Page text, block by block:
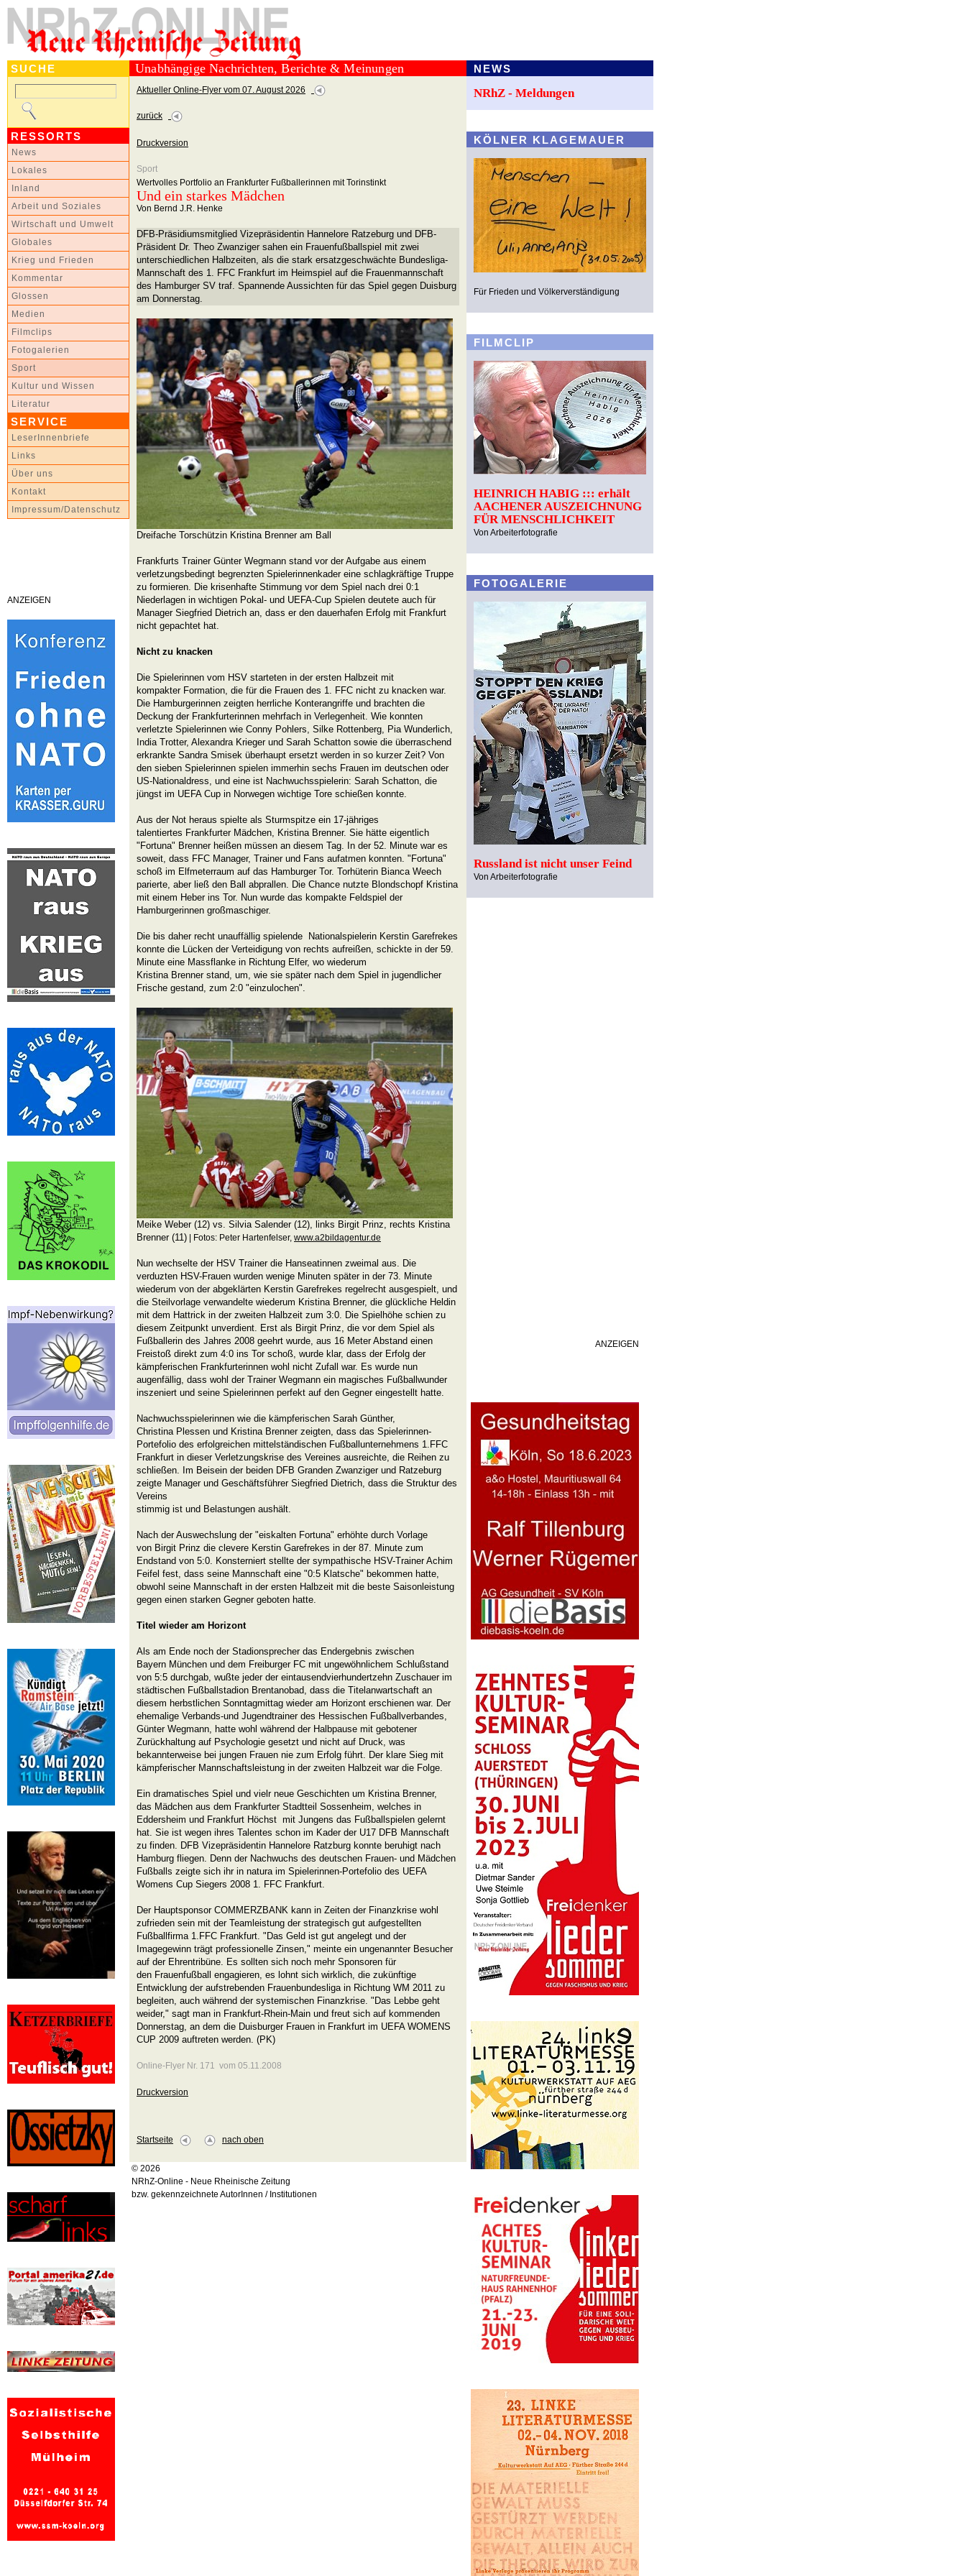
SUCHE
RESSORTS
News
Lokales
Inland
Arbeit und Soziales
Wirtschaft und Umwelt
Globales
Krieg und Frieden
Kommentar
Glossen
Medien
Filmclips
Fotogalerien
Sport
Kultur und Wissen
Literatur
SERVICE
LeserInnenbriefe
Links
Über uns
Kontakt
Impressum/Datenschutz
ANZEIGEN
Unabhängige Nachrichten, Berichte & Meinungen
Aktueller Online-Flyer vom 07. August 2026
zurück
Druckversion
Sport
Wertvolles Portfolio an Frankfurter Fußballerinnen mit Torinstinkt
Und ein starkes Mädchen
Von Bernd J.R. Henke
DFB-Präsidiumsmitglied Vizepräsidentin Hannelore Ratzeburg und DFB-
Präsident Dr. Theo Zwanziger sahen ein Frauenfußballspiel mit zwei
unterschiedlichen Halbzeiten, als die stark ersatzgeschwächte Bundesliga-
Mannschaft des 1. FFC Frankfurt im Heimspiel auf die Frauenmannschaft
des Hamburger SV traf. Spannende Aussichten für das Spiel gegen Duisburg
am Donnerstag.
Dreifache Torschützin Kristina Brenner am Ball
Frankfurts Trainer Günter Wegmann stand vor der Aufgabe aus einem
verletzungsbedingt begrenzten Spielerinnenkader eine schlagkräftige Truppe
zu formieren. Die krisenhafte Stimmung vor dem Spiel nach drei 0:1
Niederlagen in wichtigen Pokal- und UEFA-Cup Spielen deutete auch für
Manager Siegfried Dietrich an, dass er den dauerhafen Erfolg mit Frankfurt
nicht gepachtet hat.
Nicht zu knacken
Die Spielerinnen vom HSV starteten in der ersten Halbzeit mit
kompakter Formation, die für die Frauen des 1. FFC nicht zu knacken war.
Die Hamburgerinnen zeigten herrliche Konterangriffe und brachten die
Deckung der Frankfurterinnen mehrfach in Verlegenheit. Wie konnten
verletzte Spielerinnen wie Conny Pohlers, Silke Rottenberg, Pia Wunderlich,
India Trotter, Alexandra Krieger und Sarah Schatton sowie die überraschend
erkrankte Sandra Smisek überhaupt ersetzt werden in so kurzer Zeit? Von
den sieben Spielerinnen spielen immerhin sechs Frauen im deutschen oder
US-Nationaldress, und eine ist Nachwuchsspielerin: Sarah Schatton, die
jüngst im UEFA Cup in Norwegen wichtige Tore schießen konnte.
Aus der Not heraus spielte als Sturmspitze ein 17-jähriges
talentiertes Frankfurter Mädchen, Kristina Brenner. Sie hätte eigentlich
"Fortuna" Brenner heißen müssen an diesem Tag. In der 52. Minute war es
soweit, dass FFC Manager, Trainer und Fans aufatmen konnten. "Fortuna"
schoß im Elfmeterraum auf das Hamburger Tor. Torhüterin Bianca Weech
parierte, aber ließ den Ball abprallen. Die Chance nutzte Blondschopf Kristina
mit einem Heber ins Tor. Nun wurde das kompakte Feldspiel der
Hamburgerinnen großmaschiger.
Die bis daher recht unauffällig spielende Nationalspielerin Kerstin Garefrekes
konnte die Lücken der Verteidigung von rechts aufreißen, schickte in der 59.
Minute eine Massflanke in Richtung Elfer, wo wiederum
Kristina Brenner stand, um, wie sie später nach dem Spiel in jugendlicher
Frische gestand, zum 2:0 "einzulochen".
Meike Weber (12) vs. Silvia Salender (12), links Birgit Prinz, rechts Kristina
Brenner (11) | Fotos: Peter Hartenfelser, www.a2bildagentur.de
Nun wechselte der HSV Trainer die Hanseatinnen zweimal aus. Die
verduzten HSV-Frauen wurden wenige Minuten später in der 73. Minute
wiederum von der abgeklärten Kerstin Garefrekes regelrecht ausgespielt, und
die Steilvorlage verwandelte wiederum Kristina Brenner, die glückliche Heldin
mit dem Hattrick in der zweiten Halbzeit zum 3:0. Die Spielhöhe schien zu
diesem Zeitpunkt unverdient. Erst als Birgit Prinz, die vor dem Spiel als
Fußballerin des Jahres 2008 geehrt wurde, aus 16 Meter Abstand einen
Freistoß direkt zum 4:0 ins Tor schoß, wurde klar, dass der Erfolg der
kämpferischen Frankfurterinnen wohl nicht Zufall war. Es wurde nun
augenfällig, dass wohl der Trainer Wegmann ein magisches Fußballwunder
inszeniert und seine Spielerinnen perfekt auf den Gegner eingestellt hatte.
Nachwuchsspielerinnen wie die kämpferischen Sarah Günther,
Christina Plessen und Kristina Brenner zeigten, dass das Spielerinnen-
Portefolio des erfolgreichen mittelständischen Fußballunternehmens 1.FFC
Frankfurt in dieser Verletzungskrise des Vereines ausreichte, die Reihen zu
schließen. Im Beisein der beiden DFB Granden Zwanziger und Ratzeburg
zeigte Manager und Geschäftsführer Siegfried Dietrich, dass die Struktur des
Vereins
stimmig ist und Belastungen aushält.
Nach der Auswechslung der "eiskalten Fortuna" erhöhte durch Vorlage
von Birgit Prinz die clevere Kerstin Garefrekes in der 87. Minute zum
Endstand von 5:0. Konsterniert stellte der sympathische HSV-Trainer Achim
Feifel fest, dass seine Mannschaft eine "0:5 Klatsche" bekommen hatte,
obwohl seine Mannschaft in der ersten Halbzeit mit die beste Saisonleistung
gegen einen starken Gegner geboten hatte.
Titel wieder am Horizont
Als am Ende noch der Stadionsprecher das Endergebnis zwischen
Bayern München und dem Freiburger FC mit ungewöhnlichem Schlußstand
von 5:5 durchgab, wußte jeder der eintausendvierhundertzehn Zuschauer im
städtischen Fußballstadion Brentanobad, dass die Titelanwartschaft an
diesem herbstlichen Sonntagmittag wieder am Horizont erschienen war. Der
ehemalige Verbands-und Jugendtrainer des Hessischen Fußballverbandes,
Günter Wegmann, hatte wohl während der Halbpause mit gebotener
Zurückhaltung auf Psychologie gesetzt und nicht auf Druck, was
bekannterweise bei jungen Frauen nie zum Erfolg führt. Der klare Sieg mit
kämpferischer Mannschaftsleistung in der zweiten Halbzeit war die Folge.
Ein dramatisches Spiel und vielr neue Geschichten um Kristina Brenner,
das Mädchen aus dem Frankfurter Stadtteil Sossenheim, welches in
Eddersheim und Frankfurt Höchst mit Jungens das Fußballspielen gelernt
hat. Sie ist wegen ihres Talentes schon im Kader der U17 DFB Mannschaft
zu finden. DFB Vizepräsidentin Hannelore Ratzburg konnte beruhigt nach
Hamburg fliegen. Denn der Nachwuchs des deutschen Frauen- und Mädchen
Fußballs zeigte sich ihr in natura im Spielerinnen-Portefolio des UEFA
Womens Cup Siegers 2008 1. FFC Frankfurt.
Der Hauptsponsor COMMERZBANK kann in Zeiten der Finanzkrise wohl
zufrieden sein mit der Teamleistung der strategisch gut aufgestellten
Fußballfirma 1.FFC Frankfurt. "Das Geld ist gut angelegt und der
Imagegewinn trägt professionelle Zinsen," meinte ein ungenannter Besucher
auf der Ehrentribüne. Es sollten sich noch mehr Sponsoren für
den Frauenfußball engagieren, es lohnt sich wirklich, die zukünftige
Entwicklung der aufstrebenden Frauenbundesliga in Richtung WM 2011 zu
begleiten, auch während der systemischen Finanzkrise. "Das Lebbe geht
weider," sagt man in Frankfurt-Rhein-Main und freut sich auf kommenden
Donnerstag, an dem die Duisburger Frauen in Frankfurt im UEFA WOMENS
CUP 2009 auftreten werden. (PK)
Online-Flyer Nr. 171 vom 05.11.2008
Druckversion
Startseite nach oben
© 2026
NRhZ-Online - Neue Rheinische Zeitung
bzw. gekennzeichnete AutorInnen / Institutionen
NEWS
NRhZ - Meldungen
KÖLNER KLAGEMAUER
Für Frieden und Völkerverständigung
FILMCLIP
HEINRICH HABIG ::: erhält
AACHENER AUSZEICHNUNG
FÜR MENSCHLICHKEIT
Von Arbeiterfotografie
FOTOGALERIE
Russland ist nicht unser Feind
Von Arbeiterfotografie
ANZEIGEN